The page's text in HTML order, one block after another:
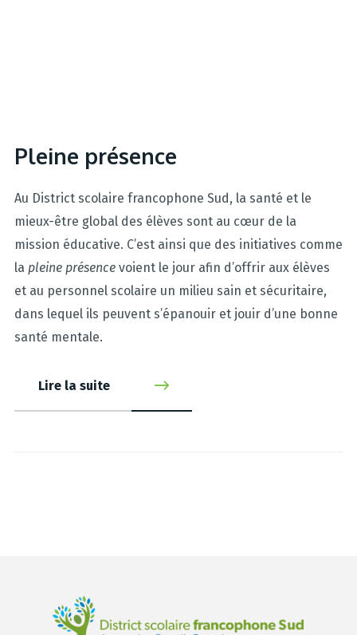
Pleine présence
Au District scolaire francophone Sud, la santé et le
mieux-être global des élèves sont au cœur de la
mission éducative. C’est ainsi que des initiatives comme
la pleine présencevoient le jour afin d’offrir aux élèves
et au personnel scolaire un milieu sain et sécuritaire,
dans lequel ils peuvent s’épanouir et jouir d’une bonne
santé mentale.
Lire la suite